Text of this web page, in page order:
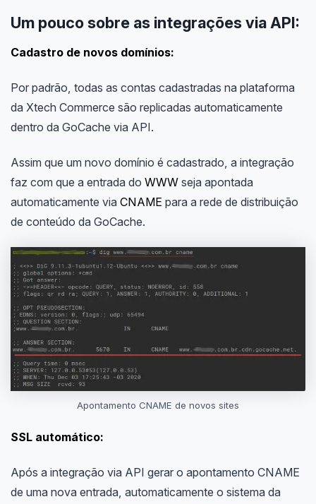
Um pouco sobre as integrações via API:
Cadastro de novos domínios:
Por padrão, todas as contas cadastradas na plataforma
da Xtech Commerce são replicadas automaticamente
dentro da GoCache via API.
Assim que um novo domínio é cadastrado, a integração
faz com que a entrada do WWW seja apontada
automaticamente via CNAME para a rede de distribuição
de conteúdo da GoCache.
Apontamento CNAME de novos sites
SSL automático:
Após a integração via API gerar o apontamento CNAME
de uma nova entrada, automaticamente o sistema da